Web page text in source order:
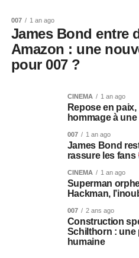
007 1 an ago
James Bond entre
Amazon : une
pour 007 ?
CINEMA 1 an ago
Repose en
hommage à
007 1 an ago
James Bond
rassure les fans
CINEMA 1 an ago
Superman
Hackman,
007 2 ans ago
Construction
Schilthorn : une
humaine